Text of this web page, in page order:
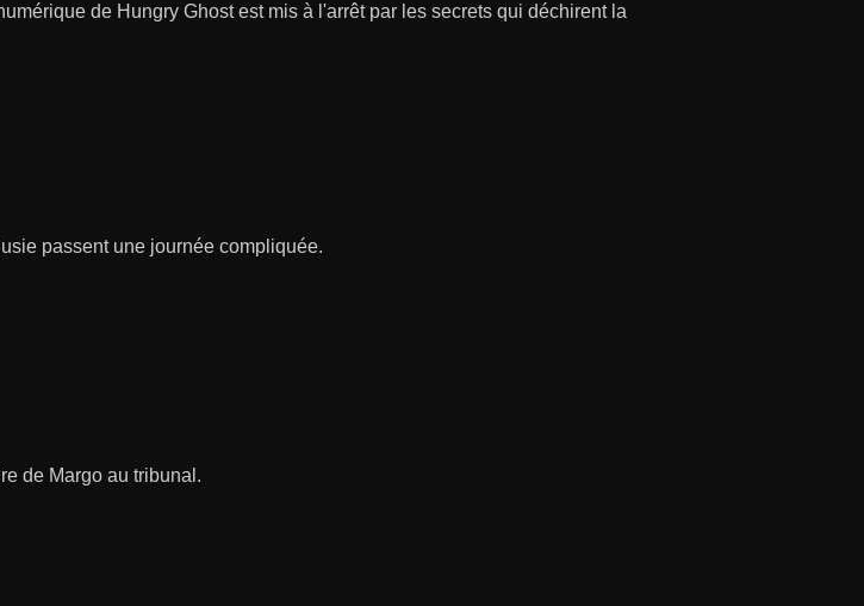
de Hungry Ghost est mis à l'arrêt par les secrets qui déchirent la
passent une journée compliquée.
de Margo au tribunal.